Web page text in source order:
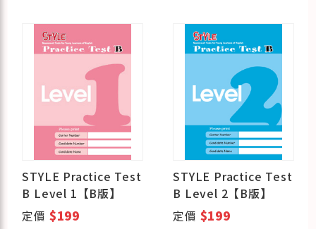
STYLE Practice Test
B Level 1【B版】
定價 $199
STYLE Practice Test
B Level 2【B版】
定價 $199